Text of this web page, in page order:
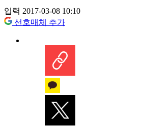
입력 2017-03-08 10:10
선호매체 추가